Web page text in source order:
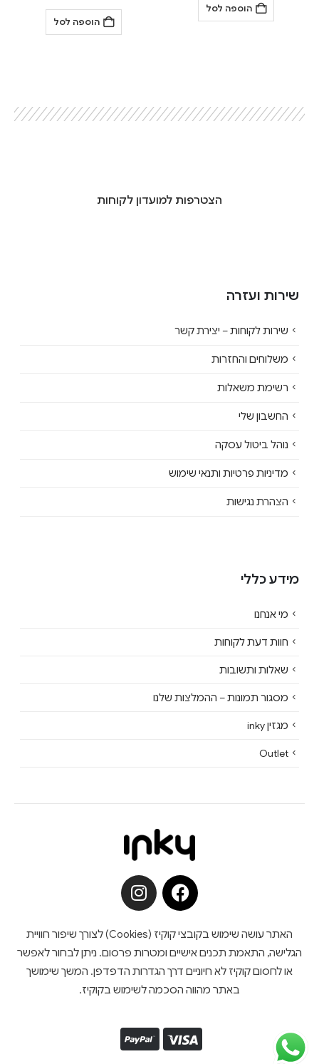
הוספה לסל
הוספה לסל
הצטרפות למועדון לקוחות
שירות ועזרה
שירות לקוחות – יצירת קשר
משלוחים והחזרות
רשימת משאלות
החשבון שלי
נוהל ביטול עסקה
מדיניות פרטיות ותנאי שימוש
הצהרת נגישות
מידע כללי
מי אנחנו
חוות דעת לקוחות
שאלות ותשובות
מסגור תמונות – ההמלצות שלנו
מגזין inky
Outlet
האתר עושה שימוש בקובצי קוקיז (Cookies) לצורך שיפור חוויית
הגלישה, התאמת תכנים אישיים ומטרות פרסום. ניתן לבחור לאפשר
או לחסום קוקיז לא חיוניים דרך הגדרות הדפדפן. המשך שימושך
באתר מהווה הסכמה לשימוש בקוקיז.